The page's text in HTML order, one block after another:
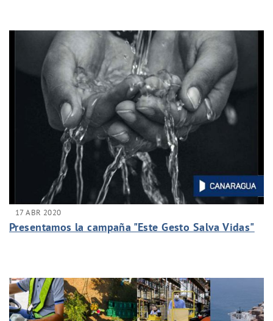
17 ABR 2020
Presentamos la campaña "Este Gesto Salva Vidas"